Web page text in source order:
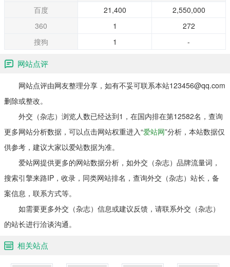
丽尔•普列斯在《外交》上发表文章表示美国拥
有一次性突击摧毁中、俄两国的核力量而不受
反击的能力，在俄罗斯军政界引起轩然大波。
百度
21,400
2,550,000
360
1
272
搜狗
1 -
网站点评
网站点评由网友整理分享，如有不妥可联系本站123456@qq.com
删除或整改。
外交（杂志）浏览人数已经达到1，在国内排在第12582名，查询
更多网站分析数据，可以点击网站权重进入“爱站网”分析，本站数据仅
供参考，建议大家以爱站数据为准。
爱站网提供更多的网站数据分析，如外交（杂志）品牌流量词，
搜索引擎来路IP，收录，同类网站排名，查询外交（杂志）站长，备
案信息，联系方式等。
如需要更多外交（杂志）信息或建议反馈，请联系外交（杂志）
的站长进行洽谈沟通。
相关站点